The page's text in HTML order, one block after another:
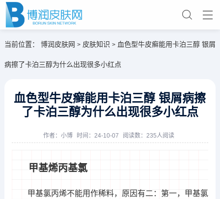
当前位置： 博润皮肤网 > 皮肤知识 > 血色型牛皮癣能用卡泊三醇 银屑
病擦了卡泊三醇为什么出现很多小红点
血色型牛皮癣能用卡泊三醇 银屑病擦
了卡泊三醇为什么出现很多小红点
作者： 小博 时间：24-10-07 阅读数：235人阅读
甲基烯丙基氯
甲基氯丙烯不能用作稀料，原因有二：第一，甲基氯